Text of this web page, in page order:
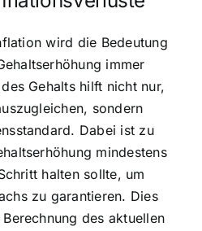
wird die Bedeutung
immer
Gehalts hilft nicht nur,
sondern
Dabei ist zu
mindestens
halten sollte, um
zu garantieren. Dies
des aktuellen